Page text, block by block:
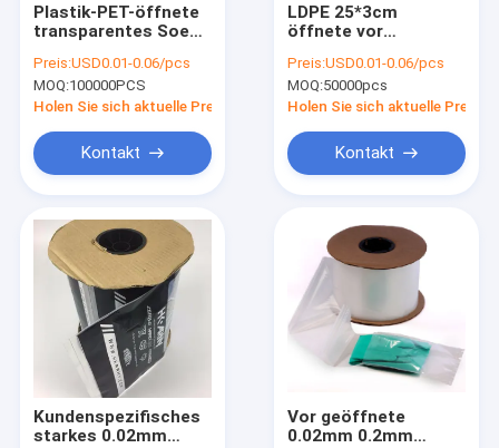
Produkte
Über uns
Fabrik-Ausflug
Qualitätskontrolle
Plastik-PET-öffnete
transparentes Soem-
flachem Mund
Preis:USD0.01-0.06/pcs
MOQ:100000PCS
Holen Sie sich aktuelle Preis
Kontakt
LDPE 25*3cm
öffnete vor
Polytaschen auf
Rollenmatch-
Maschine
Preis:USD0.01-0.06/pcs
MOQ:50000pcs
Holen Sie sich aktuelle Preis
Kontakt
Kundenspezifisches
starkes 0.02mm
Vor geöffnete
0.02mm 0.2mm